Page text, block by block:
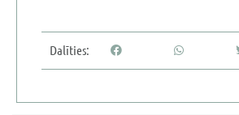
Dalīties: